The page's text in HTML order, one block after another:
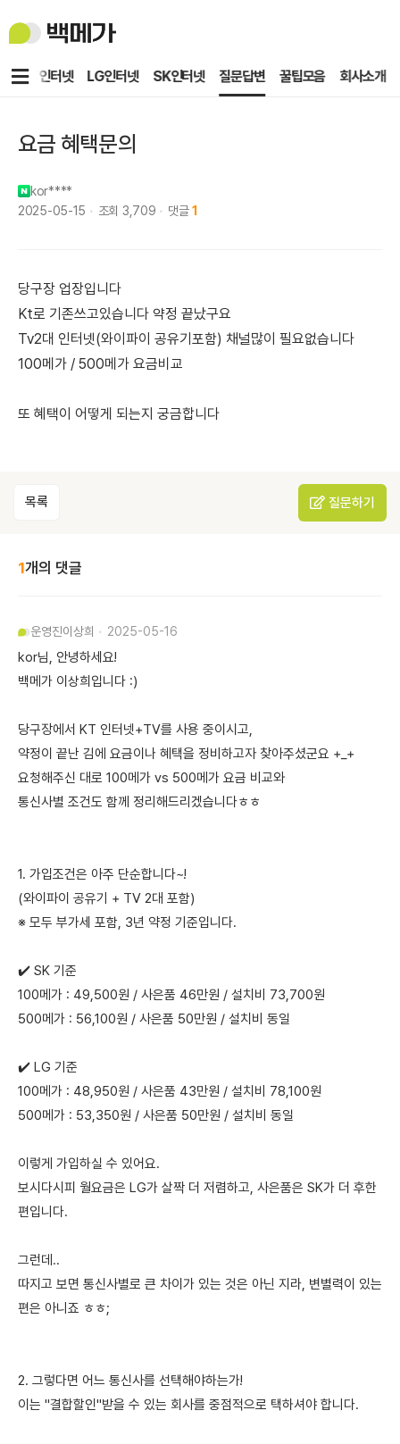
백
메
KT인터넷 LG인터넷 SK인터넷 질문답변 꿀팁모음 회사소개
메
요금 혜택문의
kor****
2025-05-15
조회 3,709 댓글 1
당구장 업장입니다
Kt로 기존쓰고있습니다 약정 끝났구요
Tv2대 인터넷(와이파이 공유기포함) 채널많이 필요없습니다
100메가 / 500메가 요금비교
또 혜택이 어떻게 되는지 궁금합니다
목록 질문하기
1개의 댓글
운영진이상희 2025-05-16
kor님, 안녕하세요!
백메가 이상희입니다 :)
당구장에서 KT 인터넷+TV를 사용 중이시고,
약정이 끝난 김에 요금이나 혜택을 정비하고자 찾아주셨군요 +_+
요청해주신 대로 100메가 vs 500메가 요금 비교와
통신사별 조건도 함께 정리해드리겠습니다ㅎㅎ
1. 가입조건은 아주 단순합니다~!
(와이파이 공유기 + TV 2대 포함)
※ 모두 부가세 포함, 3년 약정 기준입니다.
✔️ SK 기준
100메가 : 49,500원 / 사은품 46만원 / 설치비 73,700원
500메가 : 56,100원 / 사은품 50만원 / 설치비 동일
✔️ LG 기준
100메가 : 48,950원 / 사은품 43만원 / 설치비 78,100원
500메가 : 53,350원 / 사은품 50만원 / 설치비 동일
이렇게 가입하실 수 있어요.
보시다시피 월요금은 LG가 살짝 더 저렴하고, 사은품은 SK가 더 후한
편입니다.
그런데..
따지고 보면 통신사별로 큰 차이가 있는 것은 아닌 지라, 변별력이 있는
편은 아니죠 ㅎㅎ;
2. 그렇다면 어느 통신사를 선택해야하는가!
이는 "결합할인"받을 수 있는 회사를 중점적으로 택하셔야 합니다.